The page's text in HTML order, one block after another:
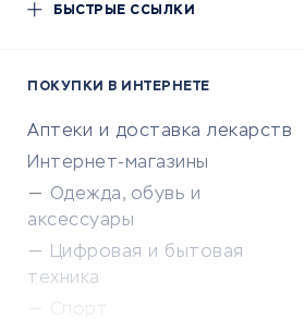
БЫСТРЫЕ ССЫЛКИ
ПОКУПКИ В ИНТЕРНЕТЕ
Аптеки и доставка лекарств
Интернет-магазины
Одежда, обувь и
аксессуары
Цифровая и бытовая
техника
Спорт